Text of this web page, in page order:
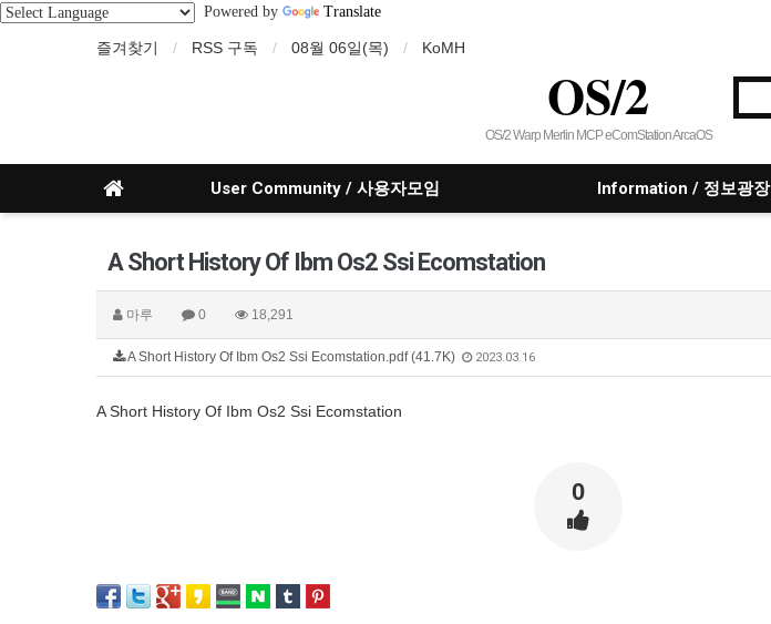
Powered by Translate
즐겨찾기 RSS 구독 08월 06일(목) KoMH
OS/2
OS/2 Warp Merlin MCP eComStation ArcaOS
User Community / 사용자모임 Information / 정보광장
A Short History Of Ibm Os2 Ssi Ecomstation
마루 0 18,291
A Short History Of Ibm Os2 Ssi Ecomstation.pdf (41.7K) 2023.03.16
A Short History Of Ibm Os2 Ssi Ecomstation
0